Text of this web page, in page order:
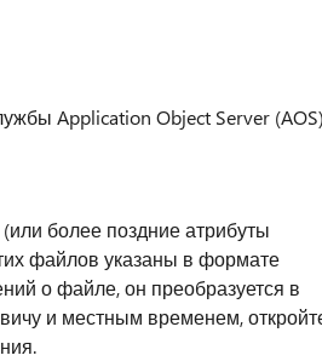
Application Object Server
более поздние атрибуты
файлов указаны в формате
о файле, он преобразуется в
и местным временем,